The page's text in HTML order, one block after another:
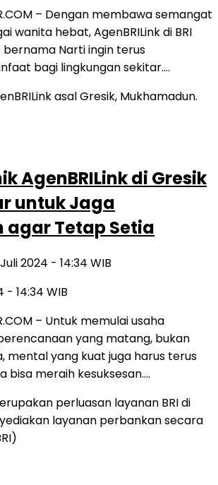
– Dengan membawa semangat
wanita hebat, AgenBRILink di BRI
Narti ingin terus
bagi lingkungan sekitar….
AgenBRILink di Gresik
untuk Jaga
agar Tetap Setia
2024 - 14:34 WIB
- 14:34 WIB
– Untuk memulai usaha
yang matang, bukan
mental yang kuat juga harus terus
bisa meraih kesuksesan….